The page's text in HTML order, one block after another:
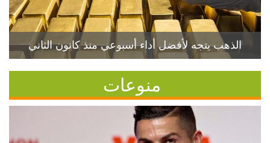
الذهب يتجه لأفضل أداء أسبوعي منذ كانون الثاني
منوعات